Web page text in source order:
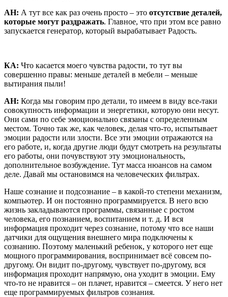
АН: А тут все как раз очень просто – это отсутствие деталей,
которые могут раздражать. Главное, что при этом все равно
запускается генератор, который вырабатывает Радость.
КА: Что касается моего чувства радости, то тут вы
совершенно правы: меньше деталей в мебели – меньше
вытирания пыли!
АН: Когда мы говорим про детали, то имеем в виду все-таки
совокупность информации и энергетики, которую они несут.
Они сами по себе эмоционально связаны с определенным
местом. Точно так же, как человек, делая что-то, испытывает
эмоции радости или злости. Все эти эмоции отражаются на
его работе, и, когда другие люди будут смотреть на результаты
его работы, они почувствуют эту эмоциональность,
дополнительное возбуждение. Тут масса нюансов на самом
деле. Давай мы остановимся на человеческих фильтрах.
Наше сознание и подсознание – в какой-то степени механизм,
компьютер. И он постоянно программируется. В него всю
жизнь закладываются программы, связанные с ростом
человека, его познанием, воспитанием и т. д. И вся
информация проходит через сознание, потому что все наши
датчики для ощущения внешнего мира подключены к
сознанию. Поэтому маленький ребенок, у которого нет еще
мощного программирования, воспринимает всё совсем по-
другому. Он видит по-другому, чувствует по-другому, вся
информация проходит напрямую, она уходит в эмоции. Ему
что-то не нравится – он плачет, нравится – смеется. У него нет
еще программируемых фильтров сознания.